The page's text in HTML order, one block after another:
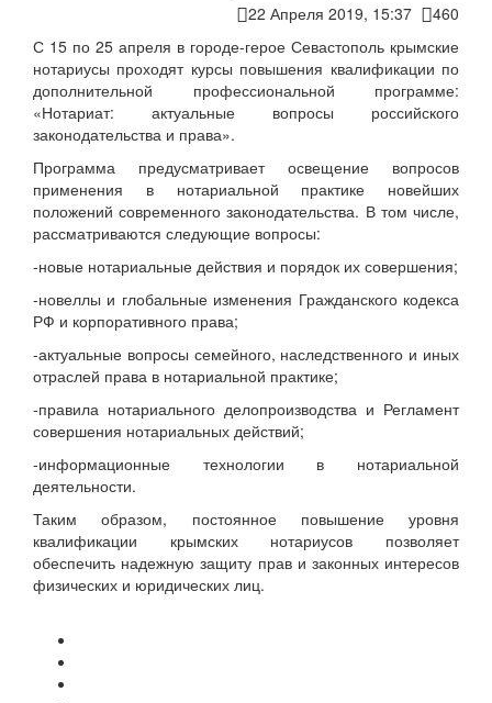
22 Апреля 2019, 15:37
460
С 15 по 25 апреля в городе-герое Севастополь крымские
нотариусы проходят курсы повышения квалификации по
дополнительной профессиональной программе:
«Нотариат: актуальные вопросы российского
законодательства и права».
Программа предусматривает освещение вопросов
применения в нотариальной практике новейших
положений современного законодательства. В том числе,
рассматриваются следующие вопросы:
-новые нотариальные действия и порядок их совершения;
-новеллы и глобальные изменения Гражданского кодекса
РФ и корпоративного права;
-актуальные вопросы семейного, наследственного и иных
отраслей права в нотариальной практике;
-правила нотариального делопроизводства и Регламент
совершения нотариальных действий;
-информационные технологии в нотариальной
деятельности.
Таким образом, постоянное повышение уровня
квалификации крымских нотариусов позволяет
обеспечить надежную защиту прав и законных интересов
физических и юридических лиц.